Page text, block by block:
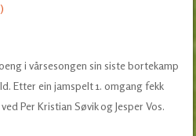
i vårsesongen sin siste bortekamp
Etter ein jamspelt 1. omgang fekk
Per Kristian Søvik og Jesper Vos.